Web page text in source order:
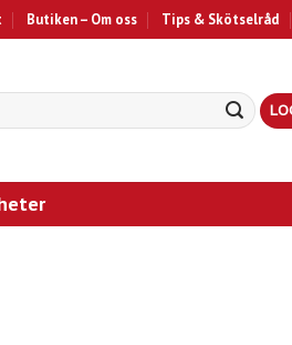
Butiken – Om oss Tips & Skötselråd